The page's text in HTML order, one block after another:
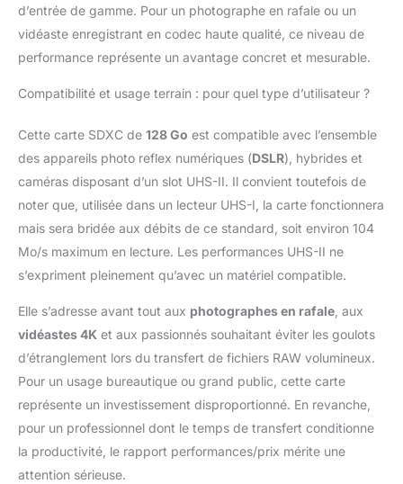
ininterrompu sans délai
Compatibilité UHS-II
rétrocompatible avec
les appareils UHS-I : les
cartes SD Lexar SILVER
rétrocompatibles avec
les appareils UHS-I,
conservant des
performances
exceptionnelles et une
compatibilité avec votre
équipement existant
Tests rigoureux et
garantie : les cartes
SDXC sont soumises à
des tests rigoureux
pour garantir
compatibilité et fiabilité.
Offre une garantie
limitée à vie
Compatibilité étendue
d’entrée de gamme. Pour un photographe en rafale ou un
vidéaste enregistrant en codec haute qualité, ce niveau de
performance représente un avantage concret et mesurable.
Compatibilité et usage terrain : pour quel type d’utilisateur ?
Cette carte SDXC de 128 Go est compatible avec l’ensemble
des appareils photo reflex numériques (DSLR), hybrides et
caméras disposant d’un slot UHS-II. Il convient toutefois de
noter que, utilisée dans un lecteur UHS-I, la carte fonctionnera
mais sera bridée aux débits de ce standard, soit environ 104
Mo/s maximum en lecture. Les performances UHS-II ne
s’expriment pleinement qu’avec un matériel compatible.
Elle s’adresse avant tout aux photographes en rafale , aux
vidéastes 4K et aux passionnés souhaitant éviter les goulots
d’étranglement lors du transfert de fichiers RAW volumineux.
Pour un usage bureautique ou grand public, cette carte
représente un investissement disproportionné. En revanche,
pour un professionnel dont le temps de transfert conditionne
la productivité, le rapport performances/prix mérite une
attention sérieuse.